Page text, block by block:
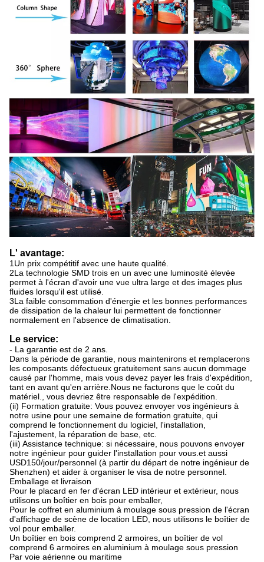
L' avantage:
1Un prix compétitif avec une haute qualité.
2La technologie SMD trois en un avec une luminosité élevée
permet à l'écran d'avoir une vue ultra large et des images plus
fluides lorsqu'il est utilisé.
3La faible consommation d'énergie et les bonnes performances
de dissipation de la chaleur lui permettent de fonctionner
normalement en l'absence de climatisation.
Le service:
- La garantie est de 2 ans.
Dans la période de garantie, nous maintenirons et remplacerons
les composants défectueux gratuitement sans aucun dommage
causé par l'homme, mais vous devez payer les frais d'expédition,
tant en avant qu'en arrière.Nous ne facturons que le coût du
matériel., vous devriez être responsable de l'expédition.
(ii) Formation gratuite: Vous pouvez envoyer vos ingénieurs à
notre usine pour une semaine de formation gratuite, qui
comprend le fonctionnement du logiciel, l'installation,
l'ajustement, la réparation de base, etc.
(iii) Assistance technique: si nécessaire, nous pouvons envoyer
notre ingénieur pour guider l'installation pour vous.et aussi
USD150/jour/personnel (à partir du départ de notre ingénieur de
Shenzhen) et aider à organiser le visa de notre personnel.
Emballage et livraison
Pour le placard en fer d'écran LED intérieur et extérieur, nous
utilisons un boîtier en bois pour emballer,
Pour le coffret en aluminium à moulage sous pression de l'écran
d'affichage de scène de location LED, nous utilisons le boîtier de
vol pour emballer.
Un boîtier en bois comprend 2 armoires, un boîtier de vol
comprend 6 armoires en aluminium à moulage sous pression
Par voie aérienne ou maritime